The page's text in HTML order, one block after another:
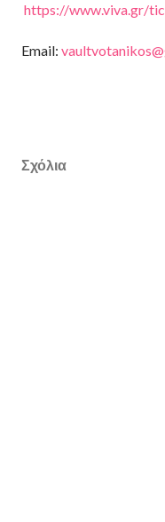
https://www.viva.gr/
Email:
Σχόλια